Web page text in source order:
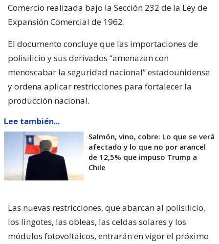
Comercio realizada bajo la Sección 232 de la Ley de
Expansión Comercial de 1962.
El documento concluye que las importaciones de
polisilicio y sus derivados “amenazan con
menoscabar la seguridad nacional” estadounidense
y ordena aplicar restricciones para fortalecer la
producción nacional.
Lee también...
Salmón, vino, cobre: Lo que se verá
afectado y lo que no por arancel
de 12,5% que impuso Trump a
Chile
Las nuevas restricciones, que abarcan al polisilicio,
los lingotes, las obleas, las celdas solares y los
módulos fotovoltaicos, entrarán en vigor el próximo